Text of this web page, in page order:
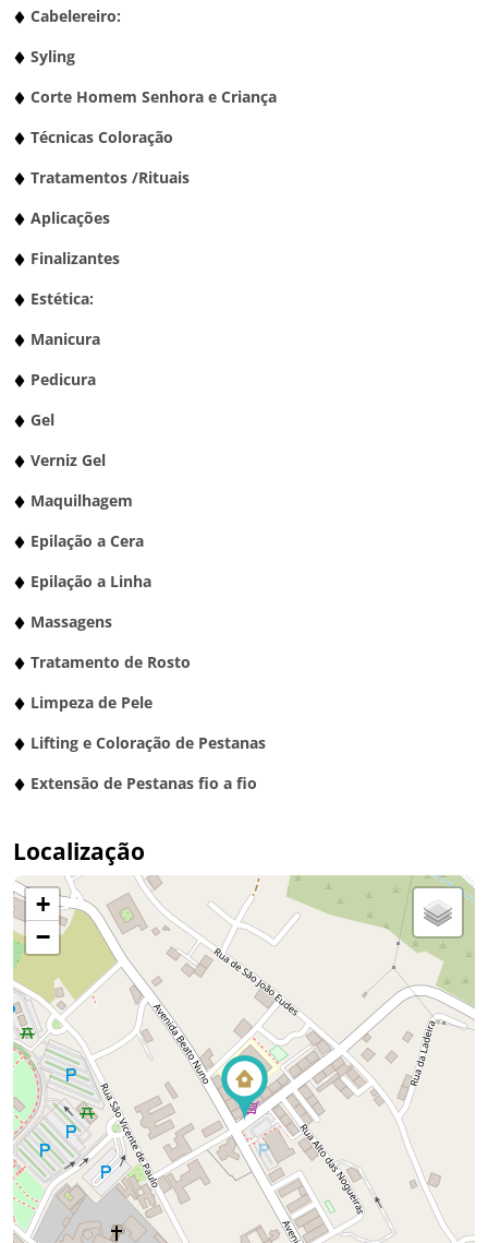
Cabelereiro:
Syling
Corte Homem Senhora e Criança
Técnicas Coloração
Tratamentos /Rituais
Aplicações
Finalizantes
Estética:
Manicura
Pedicura
Gel
Verniz Gel
Maquilhagem
Epilação a Cera
Epilação a Linha
Massagens
Tratamento de Rosto
Limpeza de Pele
Lifting e Coloração de Pestanas
Extensão de Pestanas fio a fio
Localização
+
−